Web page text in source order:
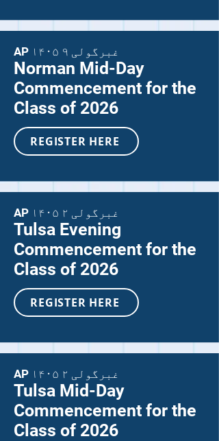
AP ۱۴۰۵ غبرگولی ۹
Norman Mid-Day
Commencement for the
Class of 2026
REGISTER HERE
AP ۱۴۰۵ غبرگولی ۲
Tulsa Evening
Commencement for the
Class of 2026
REGISTER HERE
AP ۱۴۰۵ غبرگولی ۲
Tulsa Mid-Day
Commencement for the
Class of 2026